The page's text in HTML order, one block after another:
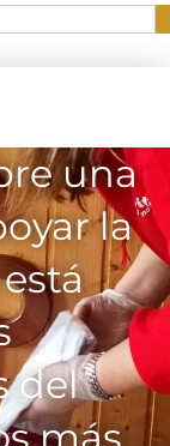
una
la
del